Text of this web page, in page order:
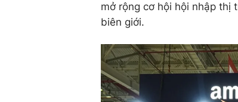
mở rộng cơ hội hội nhập thị
biên giới.